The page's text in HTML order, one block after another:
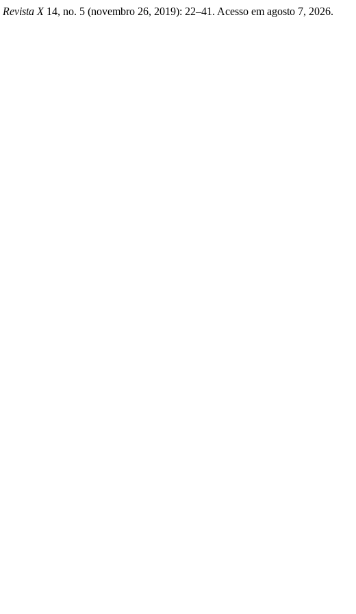
Revista X14, no. 5 (novembro 26, 2019): 22–41. Acesso em agosto 7, 2026.